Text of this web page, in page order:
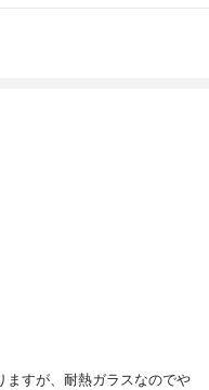
ますが、耐熱ガラスなのでや